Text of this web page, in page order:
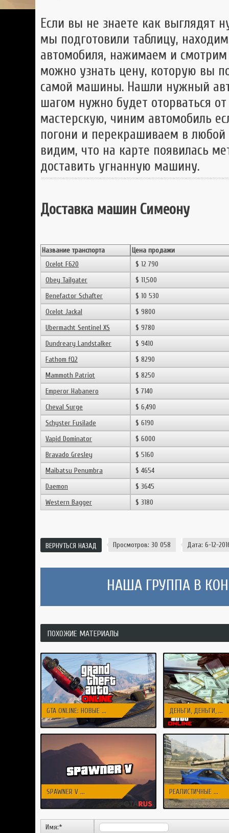
Если вы не знаете как
мы подготовили таблицу,
автомобиля, нажимаем и
можно узнать цену, которую вы
самой машины. Нашли нужный
шагом нужно будет оторваться
мастерскую, чиним автомобиль
погони и перекрашиваем в
видим, что на карте появилась
доставить угнанную машину.
Доставка машин Симеону
Название транспорта
Цена продажи
Ocelot F620
$ 12 790
Obey Tailgater
$ 11,500
Benefactor Schafter
$ 10 530
Ocelot Jackal
$ 9800
Ubermacht Sentinel XS
$ 9780
Dundreary Landstalker
$ 9410
Fathom fQ2
$ 8290
Mammoth Patriot
$ 8250
Emperor Habanero
$ 7140
Cheval Surge
$ 6,490
Schyster Fusilade
$ 6190
Vapid Dominator
$ 6000
Bravado Gresley
$ 5160
Maibatsu Penumbra
$ 4654
Daemon
$ 3645
Western Bagger
$ 3180
ВЕРНУТЬСЯ НАЗАД Просмотров: 30 058 Дата: 6-12-
НАША ГРУППА В
ПОХОЖИЕ МАТЕРИАЛЫ
GTA ONLINE: НОВЫЕ ... ДЕНЬГИ, ДЕНЬГИ, ...
SPAWNER V ... РЕАЛИСТИЧНЫЕ ...
Имя:*